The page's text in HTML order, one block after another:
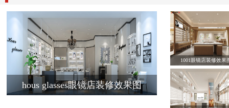
hous glasses眼镜店装修效果图
1001眼镜店装修效果